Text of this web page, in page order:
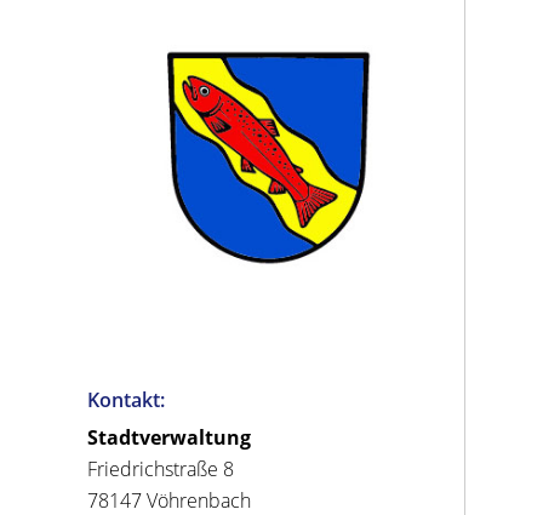
Kontakt:
Stadtverwaltung
Friedrichstraße 8
78147 Vöhrenbach